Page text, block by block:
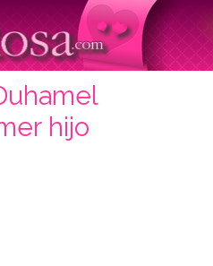
hijo